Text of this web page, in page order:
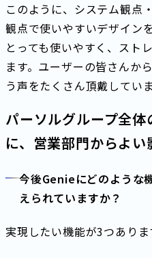
このように、システム観点
観点で使いやすいデザイン
とっても使いやすく、スト
ます。ユーザーの皆さんか
う声をたくさん頂戴してい
パーソルグループ全
に、営業部門からよい
今後Genieにどのような
えられていますか？
実現したい機能が3つありま